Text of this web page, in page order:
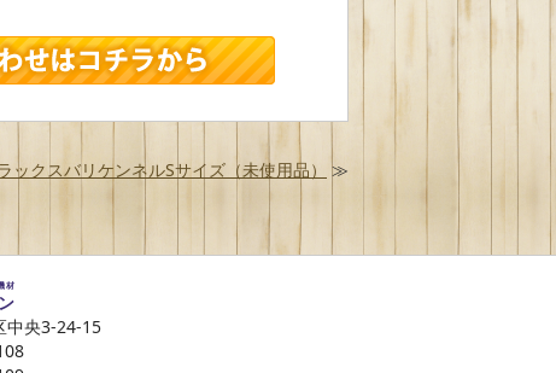
ックスバリケンネルSサイズ（未使用品） ≫
材
中央3-24-15